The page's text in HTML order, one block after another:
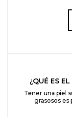
¿QUÉ ES
Tener una piel
grasosos es